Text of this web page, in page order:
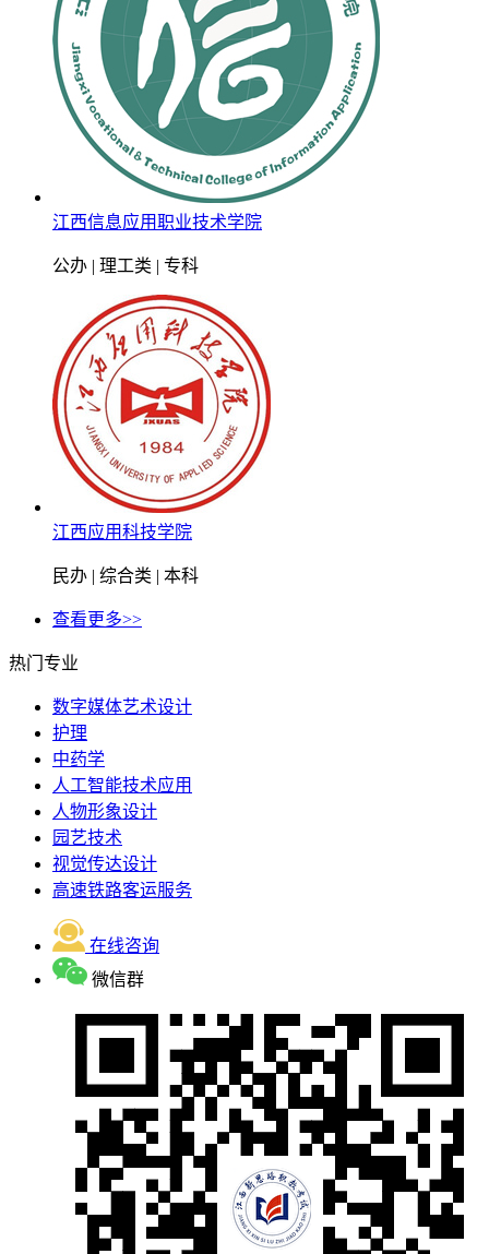
江西信息应用职业技术学院
公办 | 理工类 | 专科
江西应用科技学院
民办 | 综合类 | 本科
查看更多>>
热门专业
数字媒体艺术设计
护理
中药学
人工智能技术应用
人物形象设计
园艺技术
视觉传达设计
高速铁路客运服务
在线咨询
微信群